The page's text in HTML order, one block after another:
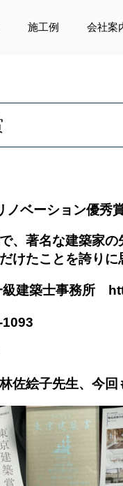
施工例 会社案
ベーション優秀
、著名な建築家
けたことを誇りに
建築士事務所
佐絵子先生、今